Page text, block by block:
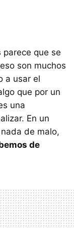
parece que se
son muchos
a usar el
que por un
una
En un
de malo,
de